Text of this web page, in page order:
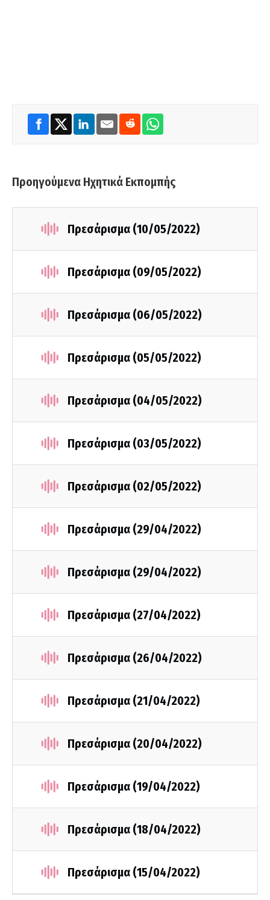
Προηγούμενα Ηχητικά Εκπομπής
Πρεσάρισμα (10/05/2022)
Πρεσάρισμα (09/05/2022)
Πρεσάρισμα (06/05/2022)
Πρεσάρισμα (05/05/2022)
Πρεσάρισμα (04/05/2022)
Πρεσάρισμα (03/05/2022)
Πρεσάρισμα (02/05/2022)
Πρεσάρισμα (29/04/2022)
Πρεσάρισμα (29/04/2022)
Πρεσάρισμα (27/04/2022)
Πρεσάρισμα (26/04/2022)
Πρεσάρισμα (21/04/2022)
Πρεσάρισμα (20/04/2022)
Πρεσάρισμα (19/04/2022)
Πρεσάρισμα (18/04/2022)
Πρεσάρισμα (15/04/2022)